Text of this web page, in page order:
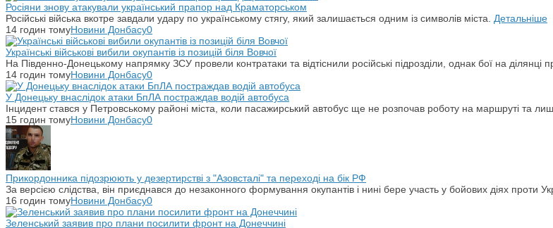
Росіяни знову атакували український прапор над Краматорськом
Російські війська вкотре завдали удару по українському стягу, який залишається одним із символів міста. Детальніше
14 годин томуНовини Донбасу0
Українські військові вибили окупантів із позицій біля Вовчої
На Південно-Донецькому напрямку ЗСУ провели контратаки та відтіснили російські підрозділи, однак бої на ділянці
14 годин томуНовини Донбасу0
У Донецьку внаслідок атаки БпЛА постраждав водій автобуса
Інцидент стався у Петровському районі міста, коли пасажирський автобус ще не розпочав роботу на маршруті та
15 годин томуНовини Донбасу0
Прикордонника підозрюють у дезертирстві з "Азовсталі" та переході на бік РФ
За версією слідства, він приєднався до незаконного формування окупантів і нині бере участь у бойових діях проти
16 годин томуНовини Донбасу0
Зеленський заявив про плани посилити фронт на Донеччині